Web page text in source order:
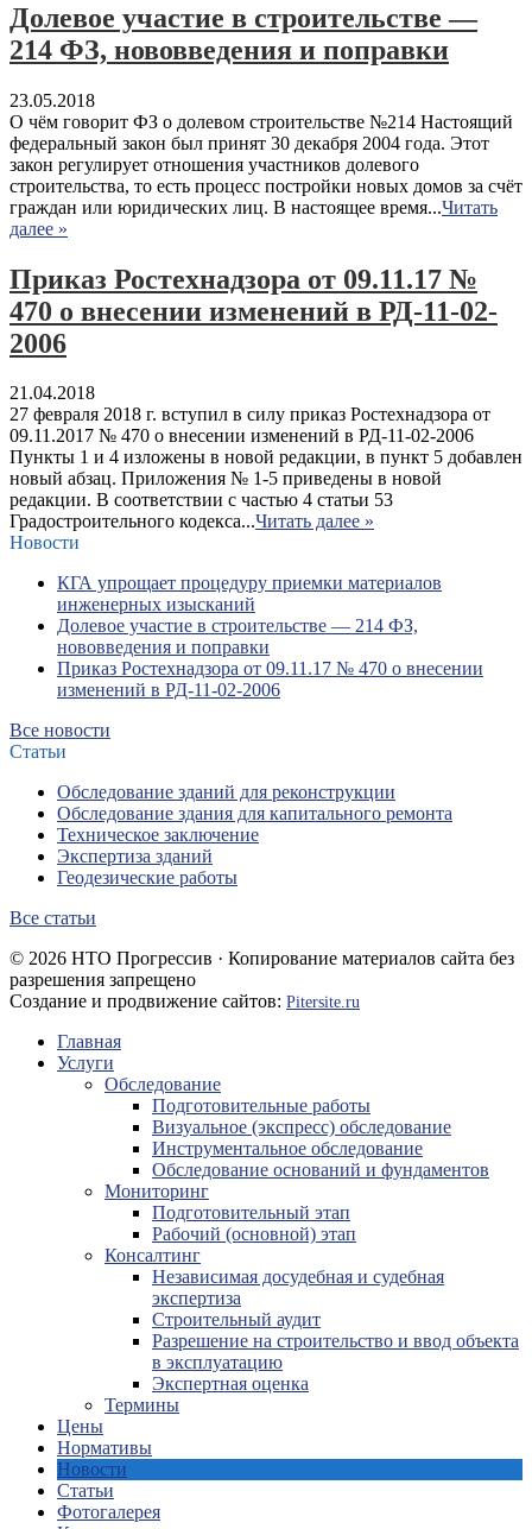
Долевое участие в строительстве —
214 ФЗ, нововведения и поправки
23.05.2018
О чём говорит ФЗ о долевом строительстве №214 Настоящий
федеральный закон был принят 30 декабря 2004 года. Этот
закон регулирует отношения участников долевого
строительства, то есть процесс постройки новых домов за счёт
граждан или юридических лиц. В настоящее время...Читать
далее »
Приказ Ростехнадзора от 09.11.17 №
470 о внесении изменений в РД-11-02-
2006
21.04.2018
27 февраля 2018 г. вступил в силу приказ Ростехнадзора от
09.11.2017 № 470 о внесении изменений в РД-11-02-2006
Пункты 1 и 4 изложены в новой редакции, в пункт 5 добавлен
новый абзац. Приложения № 1-5 приведены в новой
редакции. В соответствии с частью 4 статьи 53
Градостроительного кодекса...Читать далее »
Новости
КГА упрощает процедуру приемки материалов
инженерных изысканий
Долевое участие в строительстве — 214 ФЗ,
нововведения и поправки
Приказ Ростехнадзора от 09.11.17 № 470 о внесении
изменений в РД-11-02-2006
Все новости
Статьи
Обследование зданий для реконструкции
Обследование здания для капитального ремонта
Техническое заключение
Экспертиза зданий
Геодезические работы
Все статьи
© 2026 НТО Прогрессив · Копирование материалов сайта без
разрешения запрещено
Создание и продвижение сайтов: Pitersite.ru
Главная
Услуги
Обследование
Подготовительные работы
Визуальное (экспресс) обследование
Инструментальное обследование
Обследование оснований и фундаментов
Мониторинг
Подготовительный этап
Рабочий (основной) этап
Консалтинг
Независимая досудебная и судебная
экспертиза
Строительный аудит
Разрешение на строительство и ввод объекта
в эксплуатацию
Экспертная оценка
Термины
Цены
Нормативы
Новости
Статьи
Фотогалерея